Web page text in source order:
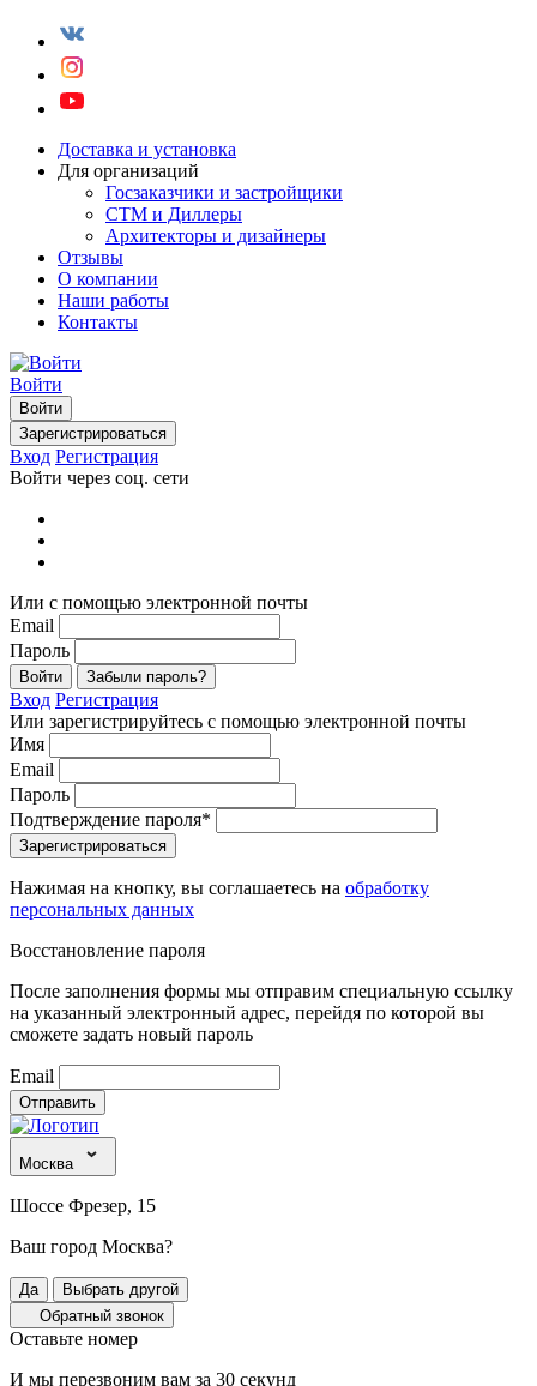
Доставка и установка
Для организаций
Госзаказчики и застройщики
СТМ и Диллеры
Архитекторы и дизайнеры
Отзывы
О компании
Наши работы
Контакты
Войти
Войти
Зарегистрироваться
Вход Регистрация
Войти через соц. сети
Или с помощью электронной почты
Email
Пароль
Войти Забыли пароль?
Вход Регистрация
Или зарегистрируйтесь с помощью электронной почты
Имя
Email
Пароль
Подтверждение пароля*
Зарегистрироваться
Нажимая на кнопку, вы соглашаетесь на обработку
персональных данных
Восстановление пароля
После заполнения формы мы отправим специальную ссылку
на указанный электронный адрес, перейдя по которой вы
сможете задать новый пароль
Email
Отправить
Москва
Шоссе Фрезер, 15
Ваш город Москва?
Да
Выбрать другой
Обратный звонок
Оставьте номер
И мы перезвоним вам за 30 секунд